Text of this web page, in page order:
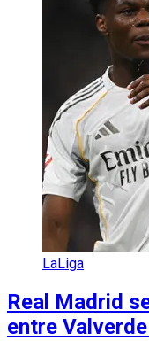
LaLiga
Real Madrid
entre